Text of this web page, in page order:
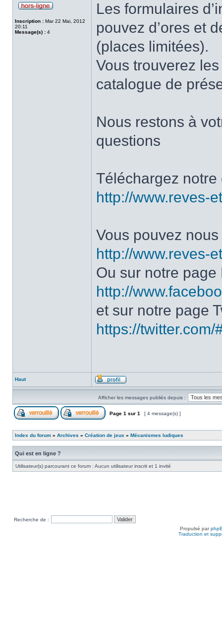
Inscription : Mar 22 Mai, 2012
20:11
Message(s) : 4
Les formulaires
pouvez d’ores et
(places limitées).
Vous trouverez
catalogue de
Nous restons à
questions
Téléchargez
http://www.reves-
Vous pouvez
http://www.reves-
Ou sur notre page
http://
et sur notre page
https://twitter.com/
Haut
Afficher les messages publiés depuis :
Page 1 sur 1 [ 4 message(s) ]
Index du forum » Archives » Création de jeux » Mécanismes ludiques
Qui est en ligne ?
Utilisateur(s) parcourant ce forum : Aucun utilisateur inscrit et 1 invité
Recherche de :
Propulsé par
Traduction et